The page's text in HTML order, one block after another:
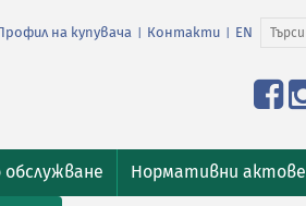
на купувача Контакти EN
Нормативни актове